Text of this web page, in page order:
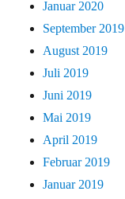
Januar 2020
September 2019
August 2019
Juli 2019
Juni 2019
Mai 2019
April 2019
Februar 2019
Januar 2019